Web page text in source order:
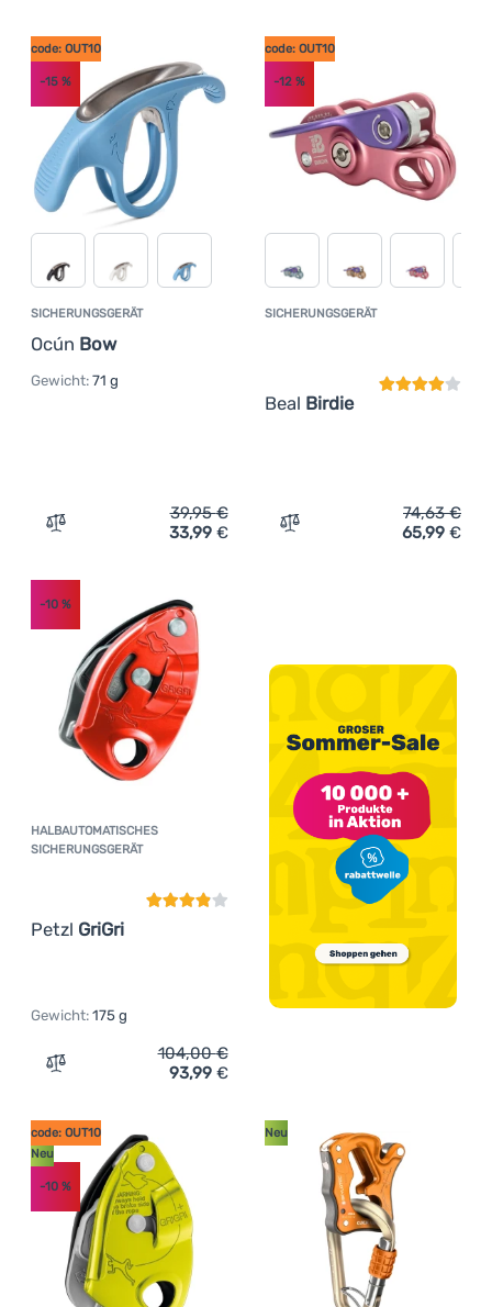
Registrieren
SICHERUNGSGERÄT
Ocún Bow
code: OUT10
-15 %
Gewicht: 71 g
Zum Vergleich 'Sicherungsgerät Ocún Bow' hinzufügen
39,95€
33,99 €
SICHERUNGSGERÄT
Beal Birdie
code: OUT10
-12%
Zum Vergleich
74,63€
65,99 €
HALBAUTOMATISCHES
SICHERUNGSGERÄT
Petzl GriGri
Kundenbewertung
-10 %
Gewicht: 175 g
Zum Vergleich 'Halbautomatisches Sicherungsgerät
104,00€
93,99 €
code: OUT10
Neu
-10 %
Neu